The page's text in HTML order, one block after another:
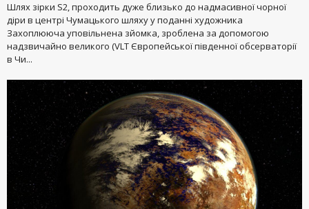
Шлях зірки S2, проходить дуже близько до надмасивної чорної
діри в центрі Чумацького шляху у поданні художника
Захоплююча уповільнена зйомка, зроблена за допомогою
надзвичайно великого (VLT Європейської південної обсерваторії
в Чи...